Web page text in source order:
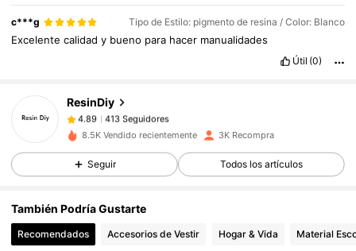
c***g Tipo de Estilo: pigmento de resina / Color: Blanco
Excelentecalidady bueno para hacer manualidades
Útil (0)
ResinDiy
413 Seguidores
4.89 413 Seguidores
4.89
413 Seguidores
4.89 413 Seguidores
4.89
4.89
8.5K Vendido recientemente 3K Recompra
Seguir Todos los artículos
También Podría Gustarte
Recomendados Accesorios de Vestir Hogar & Vida Material